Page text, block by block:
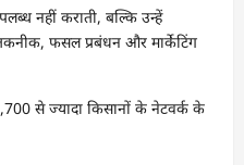
नहीं कराती, बल्कि उन्हें
तकनीक, फसल प्रबंधन और मार्केटिंग
से ज्यादा किसानों के नेटवर्क के